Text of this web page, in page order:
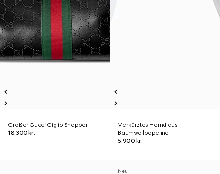
Großer Gucci Giglio Shopper
18.300 kr.
Verkürztes Hemd aus
Baumwollpopeline
5.900 kr.
Neu